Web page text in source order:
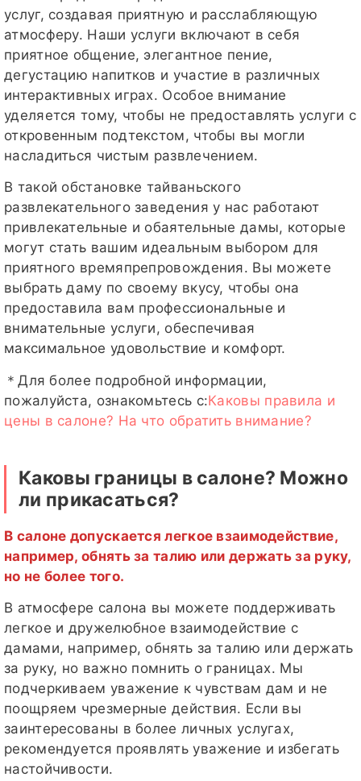
услуг, создавая приятную и расслабляющую
атмосферу. Наши услуги включают в себя
приятное общение, элегантное пение,
дегустацию напитков и участие в различных
интерактивных играх. Особое внимание
уделяется тому, чтобы не предоставлять услуги с
откровенным подтекстом, чтобы вы могли
насладиться чистым развлечением.
В такой обстановке тайваньского
развлекательного заведения у нас работают
привлекательные и обаятельные дамы, которые
могут стать вашим идеальным выбором для
приятного времяпрепровождения. Вы можете
выбрать даму по своему вкусу, чтобы она
предоставила вам профессиональные и
внимательные услуги, обеспечивая
максимальное удовольствие и комфорт.
＊Для более подробной информации,
пожалуйста, ознакомьтесь с:Каковы правила и
цены в салоне? На что обратить внимание?
Каковы границы в салоне? Можно
ли прикасаться?
В салоне допускается легкое взаимодействие,
например, обнять за талию или держать за руку,
но не более того.
В атмосфере салона вы можете поддерживать
легкое и дружелюбное взаимодействие с
дамами, например, обнять за талию или держать
за руку, но важно помнить о границах. Мы
подчеркиваем уважение к чувствам дам и не
поощряем чрезмерные действия. Если вы
заинтересованы в более личных услугах,
рекомендуется проявлять уважение и избегать
настойчивости.